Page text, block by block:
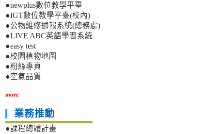
●newplus數位教學平臺
●IGT數位教學平臺(校內)
●公物維修通報系統(總務處)
●LIVE ABC英語學習系統
●easy test
●校園植物地圖
●粉絲專頁
●空氣品質
more
業務推動
●課程總體計畫